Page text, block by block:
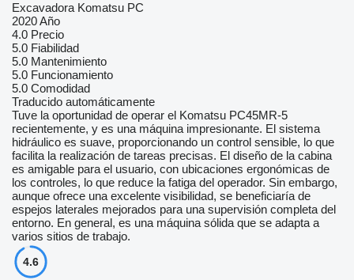
Excavadora Komatsu PC
2020 Año
4.0 Precio
5.0 Fiabilidad
5.0 Mantenimiento
5.0 Funcionamiento
5.0 Comodidad
Traducido automáticamente
Tuve la oportunidad de operar el Komatsu PC45MR-5
recientemente, y es una máquina impresionante. El sistema
hidráulico es suave, proporcionando un control sensible, lo que
facilita la realización de tareas precisas. El diseño de la cabina
es amigable para el usuario, con ubicaciones ergonómicas de
los controles, lo que reduce la fatiga del operador. Sin embargo,
aunque ofrece una excelente visibilidad, se beneficiaría de
espejos laterales mejorados para una supervisión completa del
entorno. En general, es una máquina sólida que se adapta a
varios sitios de trabajo.
4.6